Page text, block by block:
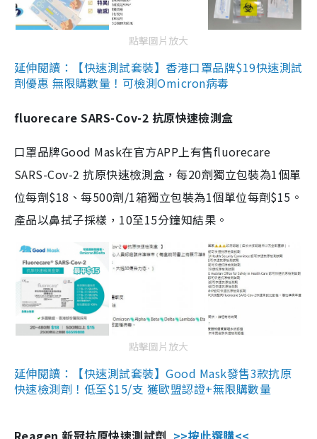
點擊圖片放大
延伸閱讀：【快速測試套裝】香港口罩品牌$19快速測試
劑優惠 無限購數量！可檢測Omicron病毒
fluorecare SARS-Cov-2 抗原快速檢測盒
口罩品牌Good Mask在官方APP上有售fluorecare
SARS-Cov-2 抗原快速檢測盒，每20劑獨立包裝為1個單
位每劑$18、每500劑/1箱獨立包裝為1個單位每劑$15。
產品以鼻拭子採樣，10至15分鐘知結果。
點擊圖片放大
延伸閱讀：【快速測試套裝】Good Mask發售3款抗原
快速檢測劑！低至$15/支 獲歐盟認證+無限購數量
Reagen 新冠抗原快速測試劑 >>按此選購<<